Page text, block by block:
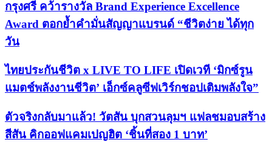
กรุงศรี คว้ารางวัล Brand Experience Excellence
Award ตอกย้ำคำมั่นสัญญาแบรนด์ “ชีวิตง่าย ได้ทุก
วัน
ไทยประกันชีวิต x LIVE TO LIFE เปิดเวที ‘มิกซ์รูน
แมตช์พลังงานชีวิต’ เอ็กซ์คลูซีฟเวิร์กชอปเติมพลังใจ”
ตัวจริงกลับมาแล้ว! วัตสัน บุกสวนลุมฯ แฟลชมอบสร้าง
สีสัน คิกออฟแคมเปญฮิต ‘ชิ้นที่สอง 1 บาท’